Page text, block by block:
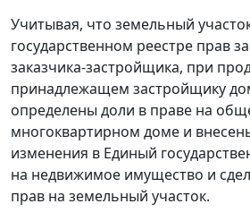
Учитывая, что земельный
государственном реестре прав
заказчика-застройщика, при
принадлежащем застройщику
определены доли в праве на
многоквартирном доме и
изменения в Единый
на недвижимое имущество и
прав на земельный участок.